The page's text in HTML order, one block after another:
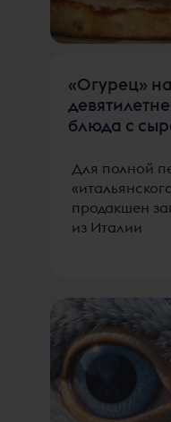
«Огурец»
блюда с
Для полной
продакшен
из Италии